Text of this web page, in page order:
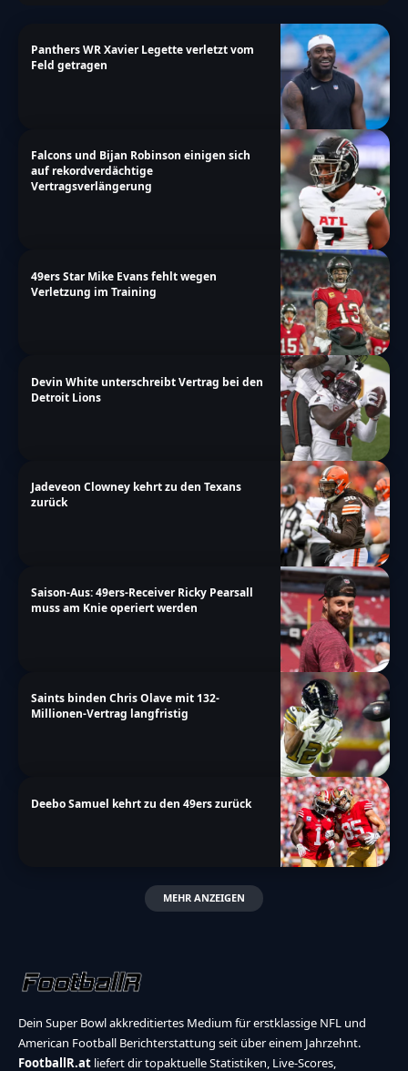
Panthers WR Xavier Legette verletzt vom
Feld getragen
Falcons und Bijan Robinson einigen sich
auf rekordverdächtige
Vertragsverlängerung
49ers Star Mike Evans fehlt wegen
Verletzung im Training
Devin White unterschreibt Vertrag bei den
Detroit Lions
Jadeveon Clowney kehrt zu den Texans
zurück
Saison-Aus: 49ers-Receiver Ricky Pearsall
muss am Knie operiert werden
Saints binden Chris Olave mit 132-
Millionen-Vertrag langfristig
Deebo Samuel kehrt zu den 49ers zurück
MEHR ANZEIGEN
Dein Super Bowl akkreditiertes Medium für erstklassige NFL und
American Football Berichterstattung seit über einem Jahrzehnt.
FootballR.at liefert dir topaktuelle Statistiken, Live-Scores,